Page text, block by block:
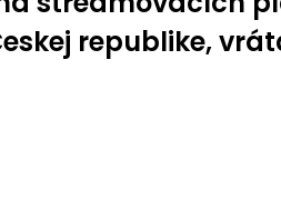
republike,